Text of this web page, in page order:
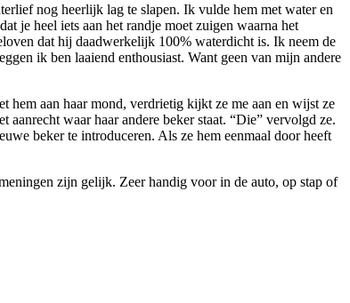
nog heerlijk lag te slapen. Ik vulde hem met water en
je heel iets aan het randje moet zuigen waarna het
dat hij daadwerkelijk 100% waterdicht is. Ik neem de
ik ben laaiend enthousiast. Want geen van mijn andere
hem aan haar mond, verdrietig kijkt ze me aan en wijst ze
waar haar andere beker staat. “Die” vervolgd ze.
beker te introduceren. Als ze hem eenmaal door heeft
zijn gelijk. Zeer handig voor in de auto, op stap of